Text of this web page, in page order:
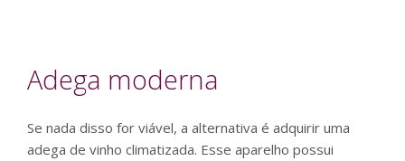
Adega moderna
Se nada disso for viável, a alternativa é adquirir uma
adega de vinho climatizada. Esse aparelho possui